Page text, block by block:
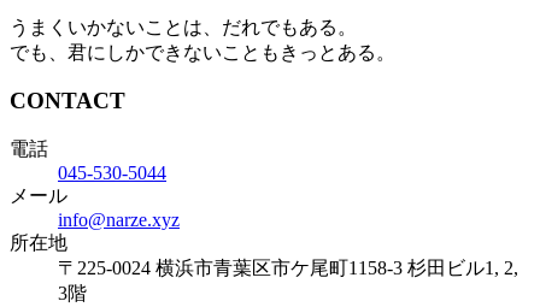
うまくいかないことは、だれでもある。
でも、君にしかできないこともきっとある。
CONTACT
電話
045-530-5044
メール
info@narze.xyz
所在地
〒225-0024 横浜市青葉区市ケ尾町1158-3 杉田ビル1, 2,
3階